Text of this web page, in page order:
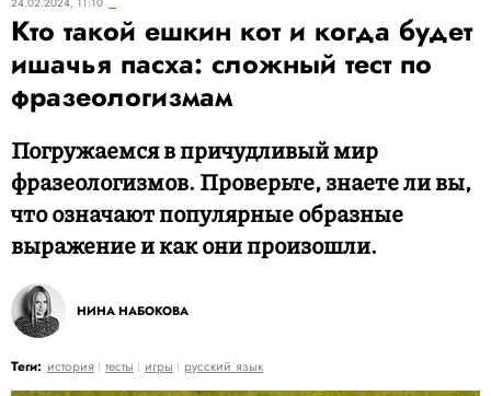
Кто такой ешкин кот и когда будет
ишачья пасха: сложный тест по
фразеологизмам
Погружаемся в причудливый мир
фразеологизмов. Проверьте, знаете ли вы,
что означают популярные образные
выражение и как они произошли.
НИНА НАБОКОВА
Теги: история тесты игры русский язык